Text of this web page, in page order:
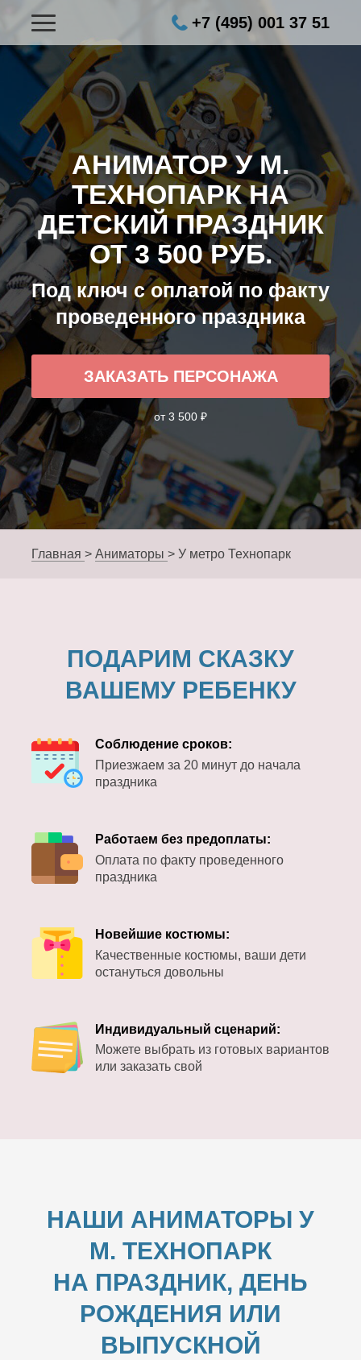
+7 (495) 001 37 51
АНИМАТОР У М.
ТЕХНОПАРК НА
ДЕТСКИЙ ПРАЗДНИК
ОТ 3 500 РУБ.
Под ключ с оплатой по факту
проведенного праздника
ЗАКАЗАТЬ ПЕРСОНАЖА
от 3 500 ₽
Главная > Аниматоры > У метро Технопарк
ПОДАРИМ СКАЗКУ
ВАШЕМУ РЕБЕНКУ
Соблюдение сроков:
Приезжаем за 20 минут до начала
праздника
Работаем без предоплаты:
Оплата по факту проведенного
праздника
Новейшие костюмы:
Качественные костюмы, ваши дети
остануться довольны
Индивидуальный сценарий:
Можете выбрать из готовых вариантов
или заказать свой
НАШИ АНИМАТОРЫ У
М. ТЕХНОПАРК
НА ПРАЗДНИК, ДЕНЬ
РОЖДЕНИЯ ИЛИ
ВЫПУСКНОЙ